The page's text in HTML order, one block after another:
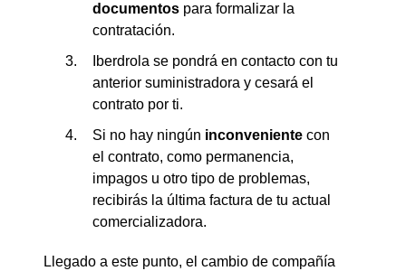
documentos para formalizar la
contratación.
Iberdrola se pondrá en contacto con tu
anterior suministradora y cesará el
contrato por ti.
Si no hay ningún inconveniente con
el contrato, como permanencia,
impagos u otro tipo de problemas,
recibirás la última factura de tu actual
comercializadora.
Llegado a este punto, el cambio de compañía